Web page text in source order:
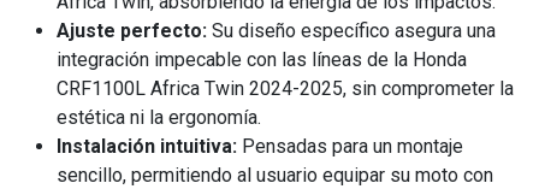
Ajuste perfecto: Su diseño específico asegura una
integración impecable con las líneas de la Honda
CRF1100L Africa Twin 2024-2025, sin comprometer la
estética ni la ergonomía.
Instalación intuitiva: Pensadas para un montaje
sencillo, permitiendo al usuario equipar su moto con